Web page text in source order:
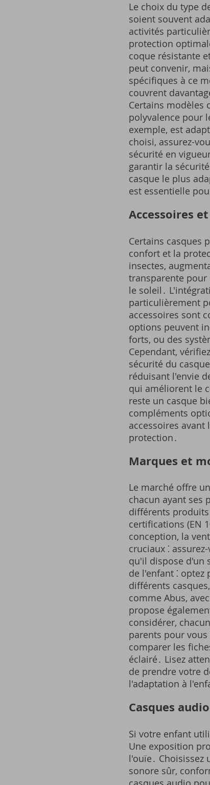
Le choix du type
soient souvent
activités
protection
coque résistante
peut convenir,
spécifiques à ce
couvrent
Certains modèles
polyvalence pour
exemple, est
choisi, assurez-
sécurité en
garantir la
casque le plus
est essentielle
Accessoires
Certains casques
confort et la
insectes,
transparente
le soleil․
particulièrement
accessoires sont
options peuvent
forts, ou des
Cependant,
sécurité du
réduisant l'envie
qui améliorent le
reste un casque
compléments
accessoires
protection․
Marques et
Le marché offre
chacun ayant ses
différents
certifications (EN
conception, la
cruciaux ⁚
qu'il dispose d'un
de l'enfant ⁚
différents
comme Abus,
propose
considérer,
parents pour
comparer les
éclairé․ Lisez
de prendre votre
l'adaptation à
Casques
Si votre enfant
Une exposition
l'ouïe․
sonore sûr,